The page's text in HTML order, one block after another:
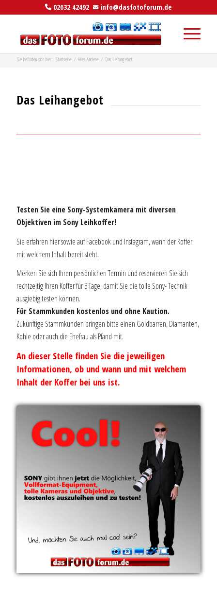
02632 42492 info@dasfotoforum.de
Sie befinden sich hier: Startseite / Alles Andere / Das Leihangebot
Das Leihangebot
Testen Sie eine Sony-Systemkamera mit diversen
Objektiven im Sony Leihkoffer!
Sie erfahren hier sowie auf Facebook und Instagram, wann der Koffer
mit welchem Inhalt bereit steht.
Merken Sie sich Ihren persönlichen Termin und reservieren Sie sich
rechtzeitig Ihren Koffer für 3 Tage, damit Sie die tolle Sony- Technik
ausgiebig testen können.
Für Stammkunden kostenlos und ohne Kaution.
Zukünftige Stammkunden bringen bitte einen Goldbarren, Diamanten,
Kohle oder auch die Ehefrau als Pfand mit.
An dieser Stelle finden Sie die jeweiligen
Informationen, ob und wann und mit welchem
Inhalt der Koffer bei uns ist.